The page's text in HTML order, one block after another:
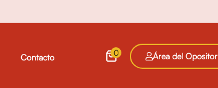
Contacto 0 Área del Opositor